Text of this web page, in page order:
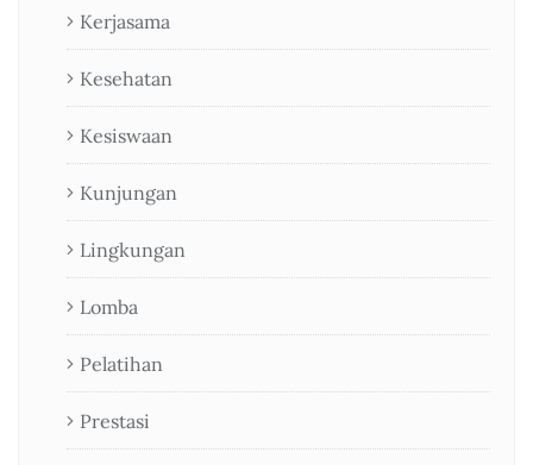
Kerjasama
Kesehatan
Kesiswaan
Kunjungan
Lingkungan
Lomba
Pelatihan
Prestasi